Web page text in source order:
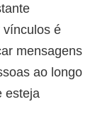
vínculos é
mensagens
ao longo
esteja